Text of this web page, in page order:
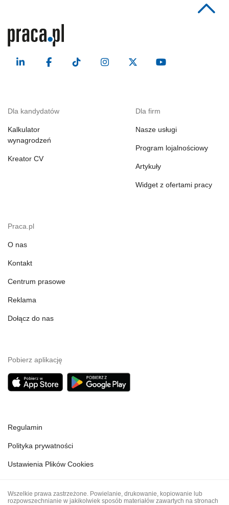
Dla kandydatów
Kalkulator
wynagrodzeń
Kreator CV
Dla firm
Nasze usługi
Program lojalnościowy
Artykuły
Widget z ofertami pracy
Praca.pl
O nas
Kontakt
Centrum prasowe
Reklama
Dołącz do nas
Pobierz aplikację
Regulamin
Polityka prywatności
Ustawienia Plików Cookies
Wszelkie prawa zastrzeżone. Powielanie, drukowanie, kopiowanie lub
rozpowszechnianie w jakikolwiek sposób materiałów zawartych na stronach